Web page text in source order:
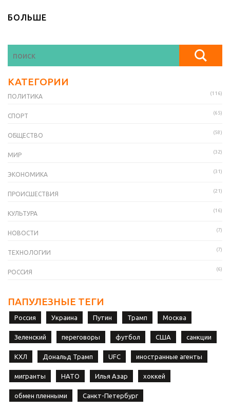
БОЛЬШЕ
КАТЕГОРИИ
ПОЛИТИКА (116)
СПОРТ (65)
ОБЩЕСТВО (58)
МИР (32)
ЭКОНОМИКА (31)
ПРОИСШЕСТВИЯ (21)
КУЛЬТУРА (16)
НОВОСТИ (7)
ТЕХНОЛОГИИ (7)
РОССИЯ (6)
ПАПУЛЕЗНЫЕ ТЕГИ
Россия Украина Путин Трамп Москва
Зеленский переговоры футбол США санкции
КХЛ Дональд Трамп UFC иностранные агенты
мигранты НАТО Илья Азар хоккей
обмен пленными Санкт-Петербург